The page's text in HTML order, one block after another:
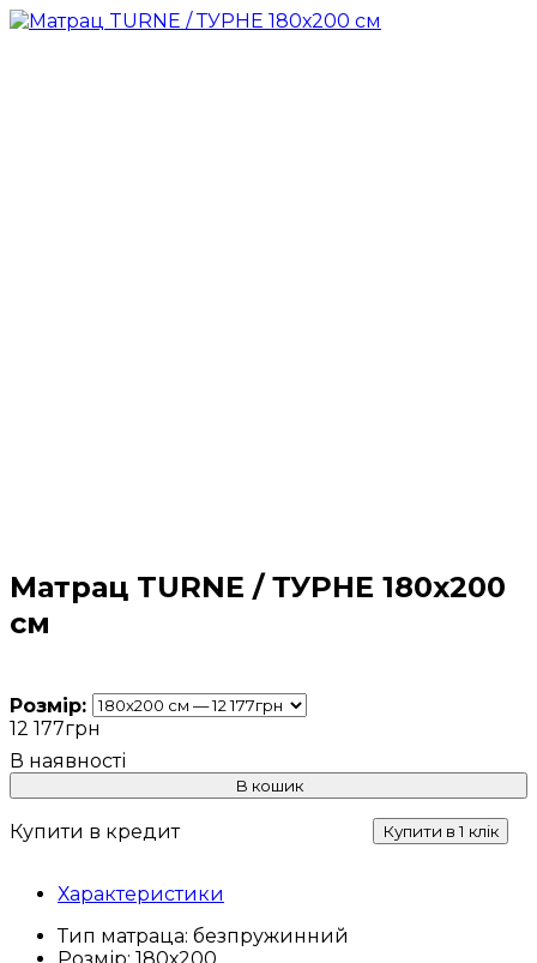
Матрац TURNE / ТУРНЕ 180х200
см
Розмір:
12 177грн
В кошик
Купити в кредит Купити в 1 клік
Характеристики
Тип матраца: безпружинний